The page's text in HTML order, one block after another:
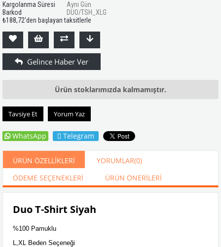
Kargolanma Süresi
Aynı Gün
Barkod
DUO/TSH_XLG
₺188,72'den başlayan taksitlerle
Ürün stoklarımızda kalmamıştır.
Tavsiye Et Yorum Yaz
WhatsApp Telegram
ÜRÜN ÖZELLIKLERI YORUMLAR(0)
ÖDEME SEÇENEKLERI
ÜRÜN ÖNERILERI
Duo T-Shirt Siyah
%100 Pamuklu
L,XL Beden Seçeneği